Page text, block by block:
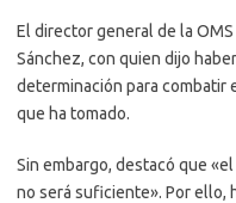
El director general de la
Sánchez, con quien dijo
determinación para combatir
que ha tomado.
Sin embargo, destacó que
no será suficiente». Por ello,